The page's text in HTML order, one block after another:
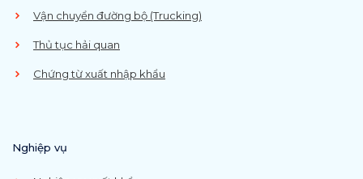
Vận chuyển đường bộ (Trucking)
Thủ tục hải quan
Chứng từ xuất nhập khẩu
Nghiệp vụ